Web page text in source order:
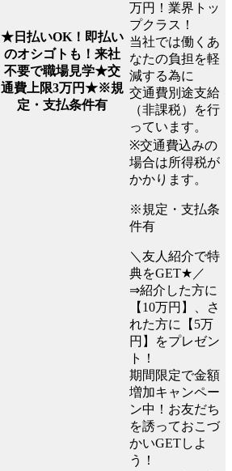
★日払いOK！即払い
のオシゴトも！来社
不要で職場見学★交
通費上限3万円★※規
定・支払条件有
万円！業界トッ
プクラス！
当社では働くあ
なたの負担を軽
減する為に
交通費別途支給
（非課税）を行
っています。
※交通費込みの
場合は所得税が
かかります。
※規定・支払条
件有
＼友人紹介で特
典をGET★／
⇒紹介した方に
【10万円】、さ
れた方に【5万
円】をプレゼン
ト！
期間限定で金額
増加キャンペー
ン中！お友だち
を誘っておこづ
かいGETしよ
う！